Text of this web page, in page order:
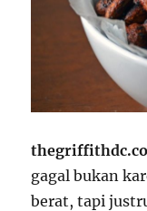
gagal bukan
berat, tapi